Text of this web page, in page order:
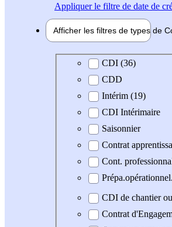
Appliquerle filtre de date de
Afficher les filtres de types de
Type de contratCDI (36)
CDD
Intérim (19)
CDI Intérimaire
Saisonnier
Contrat
Cont.
CDI de chantier
Contrat